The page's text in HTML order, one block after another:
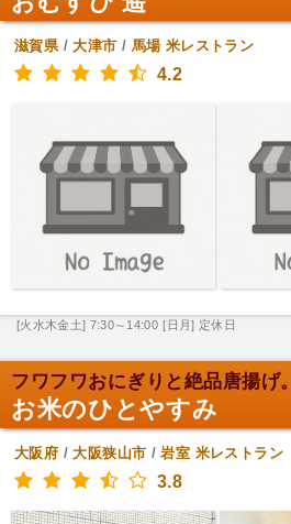
滋賀県/大津市 / 馬場 米レストラン
4.2
[火水木金土] 7:30～14:00 [日月] 定休日
フワフワおにぎりと絶品唐揚げ。
お米のひとやすみ
大阪府 /大阪狭山市 /岩室 米レストラン
3.8